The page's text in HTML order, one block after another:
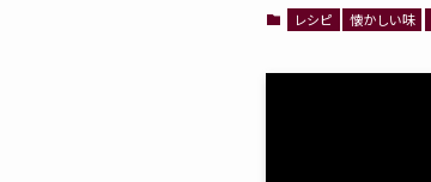
レシピ 懐かしい味